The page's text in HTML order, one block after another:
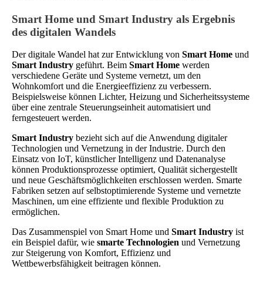
Smart Home und Smart Industry als Ergebnis
des digitalen Wandels
Der digitale Wandel hat zur Entwicklung von Smart Home und
Smart Industry geführt. Beim Smart Home werden
verschiedene Geräte und Systeme vernetzt, um den
Wohnkomfort und die Energieeffizienz zu verbessern.
Beispielsweise können Lichter, Heizung und Sicherheitssysteme
über eine zentrale Steuerungseinheit automatisiert und
ferngesteuert werden.
Smart Industry bezieht sich auf die Anwendung digitaler
Technologien und Vernetzung in der Industrie. Durch den
Einsatz von IoT, künstlicher Intelligenz und Datenanalyse
können Produktionsprozesse optimiert, Qualität sichergestellt
und neue Geschäftsmöglichkeiten erschlossen werden. Smarte
Fabriken setzen auf selbstoptimierende Systeme und vernetzte
Maschinen, um eine effiziente und flexible Produktion zu
ermöglichen.
Das Zusammenspiel von Smart Home und Smart Industry ist
ein Beispiel dafür, wie smarte Technologien und Vernetzung
zur Steigerung von Komfort, Effizienz und
Wettbewerbsfähigkeit beitragen können.